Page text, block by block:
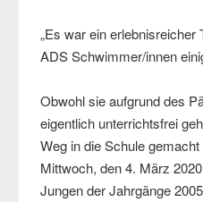
„Es war ein erlebnisreicher
ADS Schwimmer/innen
Obwohl sie aufgrund des
eigentlich unterrichtsfrei
Weg in die Schule
Mittwoch, den 4. März
Jungen der Jahrgänge